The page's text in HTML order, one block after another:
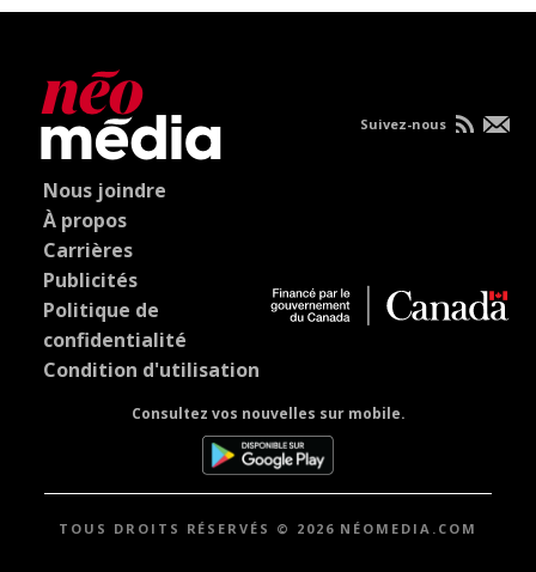
Nous joindre
À propos
Carrières
Publicités
Politique de
confidentialité
Condition d'utilisation
Consultez vos nouvelles sur mobile.
Suivez-nous
TOUS DROITS RÉSERVÉS © 2026 NÉOMEDIA.COM